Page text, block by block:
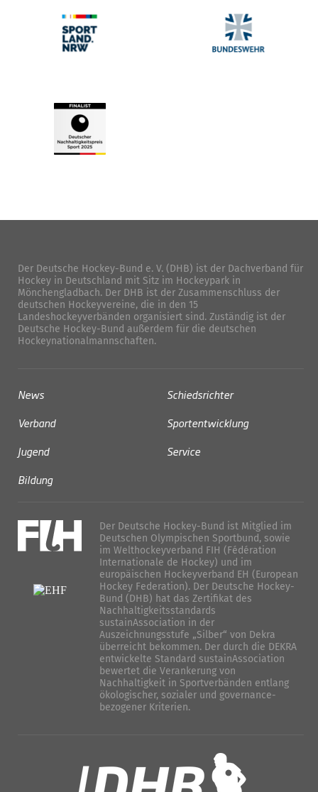
Der Deutsche Hockey-Bund e. V. (DHB) ist der Dachverband für
Hockey in Deutschland mit Sitz im Hockeypark in
Mönchengladbach. Der DHB ist der Zusammenschluss der
deutschen Hockeyvereine, die in den 15
Landeshockeyverbänden organisiert sind. Zuständig ist der
Deutsche Hockey-Bund außerdem für die deutschen
Hockeynationalmannschaften.
News
Verband
Jugend
Bildung
Schiedsrichter
Sportentwicklung
Service
Der Deutsche Hockey-Bund ist Mitglied im
Deutschen Olympischen Sportbund, sowie
im Welthockeyverband FIH (Fédération
Internationale de Hockey) und im
europäischen Hockeyverband EH (European
Hockey Federation). Der Deutsche Hockey-
Bund (DHB) hat das Zertifikat des
Nachhaltigkeitsstandards
sustainAssociation in der
Auszeichnungsstufe „Silber“ von Dekra
überreicht bekommen. Der durch die DEKRA
entwickelte Standard sustainAssociation
bewertet die Verankerung von
Nachhaltigkeit in Sportverbänden entlang
ökologischer, sozialer und governance-
bezogener Kriterien.